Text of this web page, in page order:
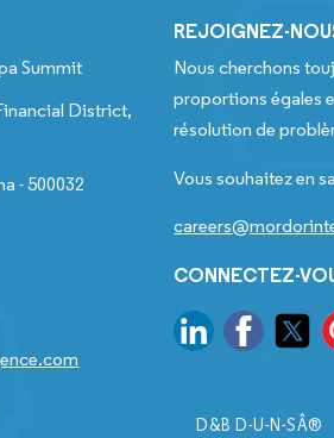
Summit
District,
- 500032
REJOIGNEZ-
Nous cherchons
proportions égales
résolution de
Vous souhaitez en
CONNECTEZ-
D&B D-U-N-SÂ®